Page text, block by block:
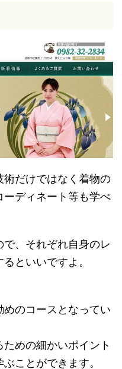
だけではなく着物の
ディネート等も学べ
、それぞれ自身のレ
といいですよ。
めのコースとなってい
めの細かいポイント
ことができます。